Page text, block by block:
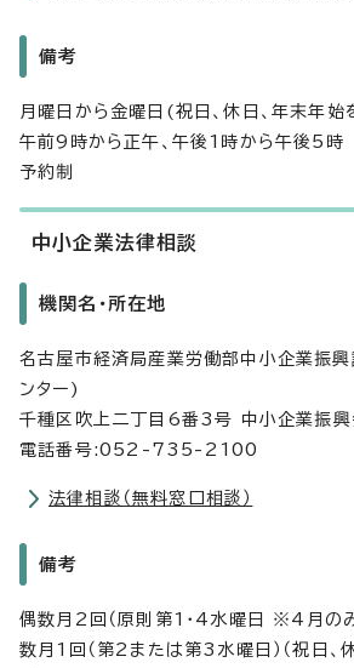
備考
月曜日から金曜日(祝日、休日、年末年始
午前9時から正午、午後1時から午後5時
予約制
中小企業法律相談
機関名・所在地
名古屋市経済局産業労働部中小企業振
ンター)
千種区吹上二丁目6番3号 中小企業振
電話番号:052-735-2100
法律相談（無料窓口相談）
備考
偶数月2回（原則第1・4水曜日 ※4月のみ
数月1回（第2または第3水曜日）（祝日、